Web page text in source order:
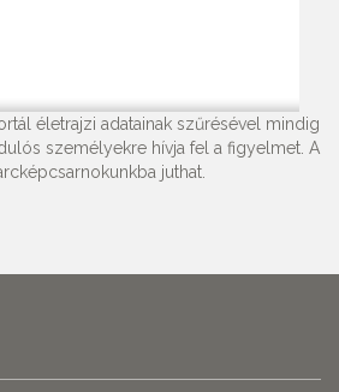
életrajzi adatainak szűrésével mindig
személyekre hívja fel a figyelmet. A
juthat.